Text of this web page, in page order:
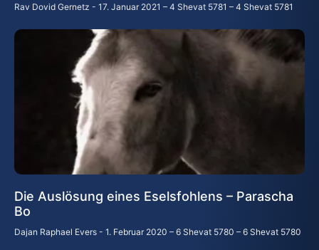
Rav Dovid Gernetz 17. Januar 2021 – 4 Shevat 5781 – 4 Shevat 5781
Die Auslösung eines Eselsfohlens – Parascha
Bo
Dajan Raphael Evers 1. Februar 2020 – 6 Shevat 5780 – 6 Shevat 5780